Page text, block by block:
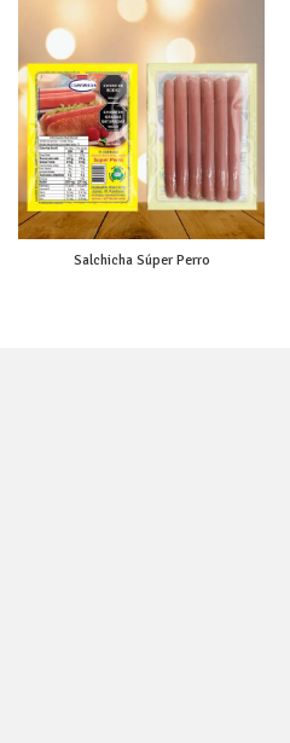
Salchicha Súper Perro